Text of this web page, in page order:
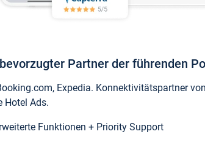
Partner der führenden
Expedia. Konnektivitätspartner
Hotel Ads.
Funktionen + Priority Support